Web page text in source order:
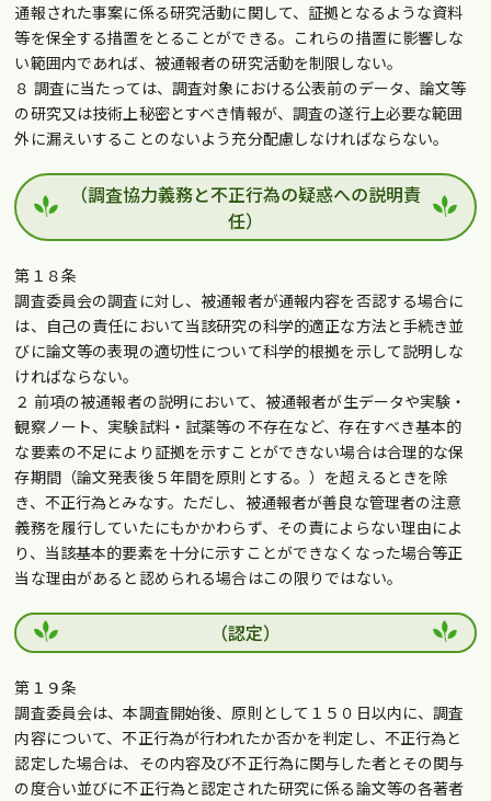
通報された事案に係る研究活動に関して、証拠となるような資料
等を保全する措置をとることができる。これらの措置に影響しな
い範囲内であれば、被通報者の研究活動を制限しない。
８ 調査に当たっては、調査対象における公表前のデータ、論文等
の研究又は技術上秘密とすべき情報が、調査の遂行上必要な範囲
外に漏えいすることのないよう充分配慮しなければならない。
（調査協力義務と不正行為の疑惑への説明責
任）
第１８条
調査委員会の調査に対し、被通報者が通報内容を否認する場合に
は、自己の責任において当該研究の科学的適正な方法と手続き並
びに論文等の表現の適切性について科学的根拠を示して説明しな
ければならない。
２ 前項の被通報者の説明において、被通報者が生データや実験・
観察ノート、実験試料・試薬等の不存在など、存在すべき基本的
な要素の不足により証拠を示すことができない場合は合理的な保
存期間（論文発表後５年間を原則とする。）を超えるときを除
き、不正行為とみなす。ただし、被通報者が善良な管理者の注意
義務を履行していたにもかかわらず、その責によらない理由によ
り、当該基本的要素を十分に示すことができなくなった場合等正
当な理由があると認められる場合はこの限りではない。
（認定）
第１９条
調査委員会は、本調査開始後、原則として１５０日以内に、調査
内容について、不正行為が行われたか否かを判定し、不正行為と
認定した場合は、その内容及び不正行為に関与した者とその関与
の度合い並びに不正行為と認定された研究に係る論文等の各著者